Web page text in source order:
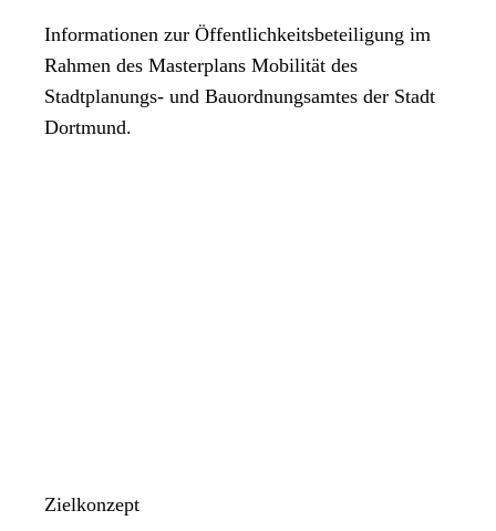
Informationen zur Öffentlichkeitsbeteiligung im
Rahmen des Masterplans Mobilität des
Stadtplanungs- und Bauordnungsamtes der Stadt
Dortmund.
Zielkonzept